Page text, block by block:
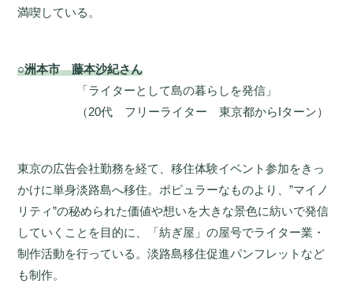
満喫している。
○洲本市 藤本沙紀さん
「ライターとして島の暮らしを発信」
（20代 フリーライター 東京都からIターン）
東京の広告会社勤務を経て、移住体験イベント参加をきっ
かけに単身淡路島へ移住。ポピュラーなものより、”マイノ
リティ”の秘められた価値や想いを大きな景色に紡いで発信
していくことを目的に、「紡ぎ屋」の屋号でライター業・
制作活動を行っている。淡路島移住促進パンフレットなど
も制作。